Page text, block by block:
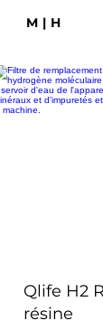
M|H
Qlife H2
résine